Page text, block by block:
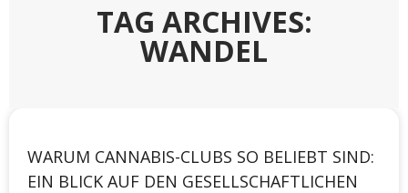
TAG ARCHIVES:
WANDEL
WARUM CANNABIS-CLUBS SO BELIEBT SIND:
EIN BLICK AUF DEN GESELLSCHAFTLICHEN